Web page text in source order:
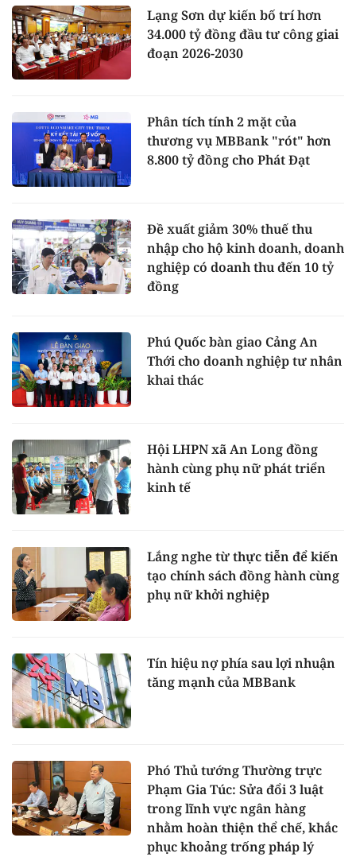
Lạng Sơn dự kiến bố trí hơn
34.000 tỷ đồng đầu tư công giai
đoạn 2026-2030
Phân tích tính 2 mặt của
thương vụ MBBank "rót" hơn
8.800 tỷ đồng cho Phát Đạt
Đề xuất giảm 30% thuế thu
nhập cho hộ kinh doanh, doanh
nghiệp có doanh thu đến 10 tỷ
đồng
Phú Quốc bàn giao Cảng An
Thới cho doanh nghiệp tư nhân
khai thác
Hội LHPN xã An Long đồng
hành cùng phụ nữ phát triển
kinh tế
Lắng nghe từ thực tiễn để kiến
tạo chính sách đồng hành cùng
phụ nữ khởi nghiệp
Tín hiệu nợ phía sau lợi nhuận
tăng mạnh của MBBank
Phó Thủ tướng Thường trực
Phạm Gia Túc: Sửa đổi 3 luật
trong lĩnh vực ngân hàng
nhằm hoàn thiện thể chế, khắc
phục khoảng trống pháp lý